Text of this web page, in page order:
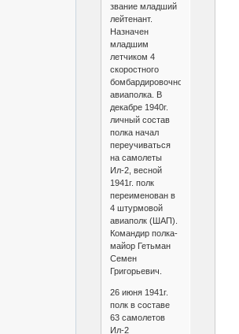
звание младший
лейтенант.
Назначен
младшим
летчиком 4
скоростного
бомбардировочного
авиаполка. В
декабре 1940г.
личный состав
полка начал
переучиваться
на самолеты
Ил-2, весной
1941г. полк
переименован в
4 штурмовой
авиаполк (ШАП).
Командир полка-
майор Гетьман
Семен
Григорьевич.
26 июня 1941г.
полк в составе
63 самолетов
Ил-2